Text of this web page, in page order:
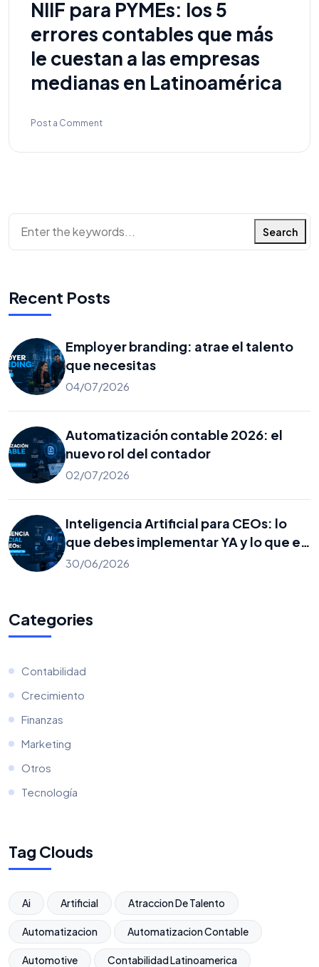
NIIF para PYMEs: los 5
errores contables que más
le cuestan a las empresas
medianas en Latinoamérica
Post a Comment
Search
Recent Posts
Employer branding: atrae el talento
que necesitas
04/07/2026
Automatización contable 2026: el
nuevo rol del contador
02/07/2026
Inteligencia Artificial para CEOs: lo
que debes implementar YA y lo que es
solo ruido de mercado
30/06/2026
Categories
Contabilidad
Crecimiento
Finanzas
Marketing
Otros
Tecnología
Tag Clouds
Ai Artificial Atraccion De Talento
Automatizacion Automatizacion Contable
Automotive Contabilidad Latinoamerica